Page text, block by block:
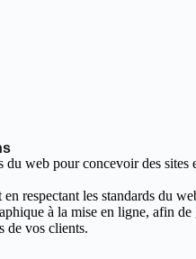
web pour concevoir des sites
respectant les standards du
à la mise en ligne, afin
de vos clients.